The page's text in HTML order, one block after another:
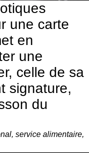
une carte
en
une
celle de sa
signature,
du
service alimentaire,